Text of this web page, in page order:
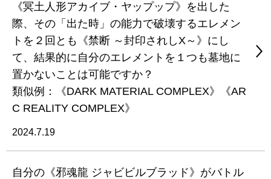
《冥土人形アカイブ・ヤップップ》を出した
際、その「出た時」の能力で破壊するエレメン
トを２回とも《禁断 ～封印されしX～》にし
て、結果的に自分のエレメントを１つも墓地に
置かないことは可能ですか？
類似例：《DARK MATERIAL COMPLEX》《AR
C REALITY COMPLEX》
2024.7.19
自分の《邪魂龍 ジャビビルブラッド》がバトル